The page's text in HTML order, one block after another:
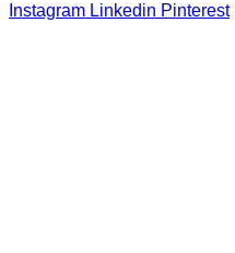
Instagram Linkedin Pinterest